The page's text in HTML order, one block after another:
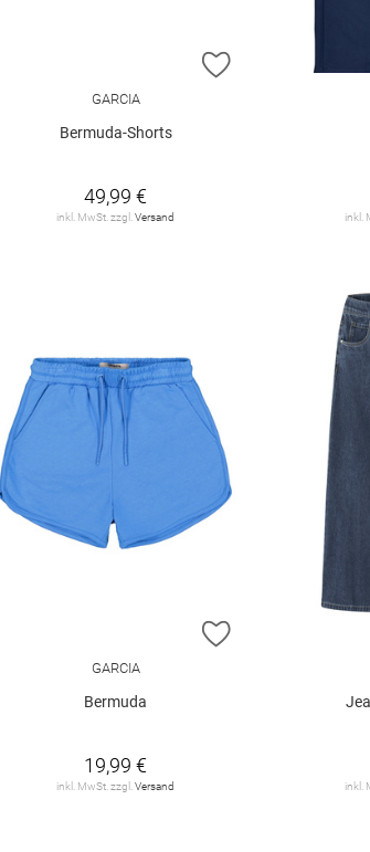
HINZUFÜGEN ZUR
GARCIA
Bermuda-Shorts
49,99 €
inkl. MwSt. zzgl.Versand inkl.
HINZUFÜGEN ZUR
GARCIA
Bermuda
19,99 €
inkl. MwSt. zzgl.Versand inkl.